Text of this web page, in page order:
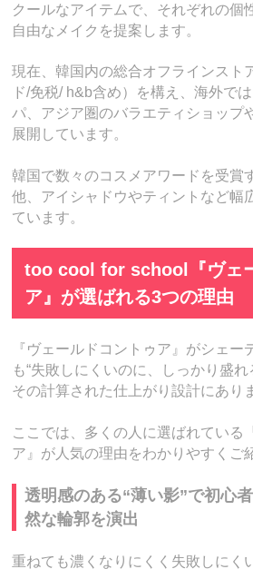
クールなアイテムで、それぞれの個
自由なメイクを提案します。
現在、韓国内の総合オフラインスト
ド/免税/ h&b含め）を構え、海外で
パ、アジア圏のバラエティショップ
展開しています。
韓国で数々のコスメアワードを受賞
他、アイシャドウやティントなど幅
ています。
too cool for school『ヴェ
ア』が選ばれる3つの理由
『ヴェールドコントゥア』がシェー
も“失敗しにくいのに、しっかり盛れ
その計算された仕上がり設計にあり
ここでは、多くの人に選ばれている
ア』が人気の理由をわかりやすくご
透明感のある“薄い影”で初心
然な輪郭を演出
重ねても濃くなりにくく失敗しにく